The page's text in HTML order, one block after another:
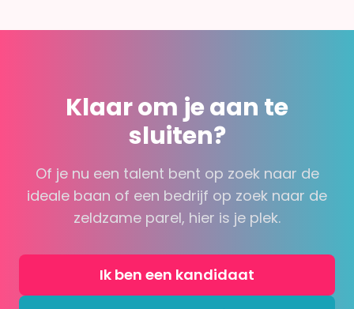
Klaar om je aan te
sluiten?
Of je nu een talent bent op zoek naar de
ideale baan of een bedrijf op zoek naar de
zeldzame parel, hier is je plek.
Ik ben een kandidaat